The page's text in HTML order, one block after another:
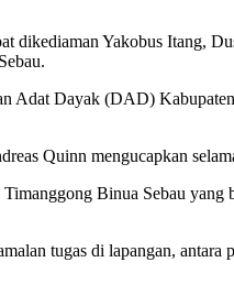
dikediaman Yakobus Itang,
Adat Dayak (DAD)
Quinn mengucapkan
Binua Sebau
tugas di lapangan,